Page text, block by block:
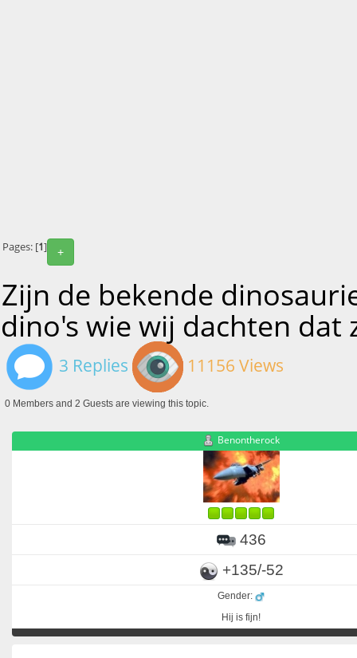
+
Pages: [1]
Zijn de bekende
dino's wie wij dachten dat
3 Replies 11156 Views
0 Members and 2 Guests are viewing this topic.
Benontherock
436
+135/-52
Gender:
Hij is fijn!